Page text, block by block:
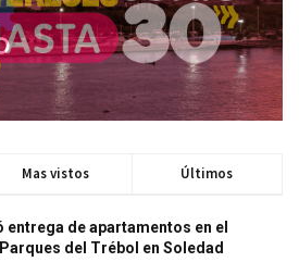
Mas vistos Últimos
entrega de apartamentos en el
del Trébol en Soledad